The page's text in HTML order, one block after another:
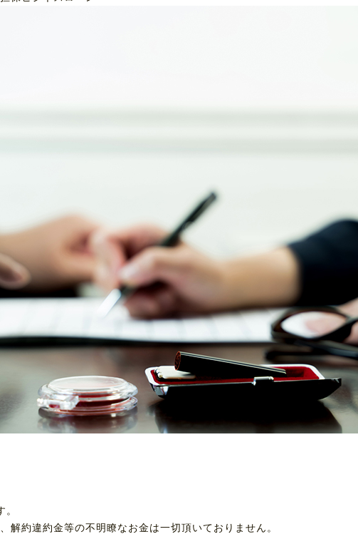
解約違約金等の不明瞭なお金は一切頂いておりません。